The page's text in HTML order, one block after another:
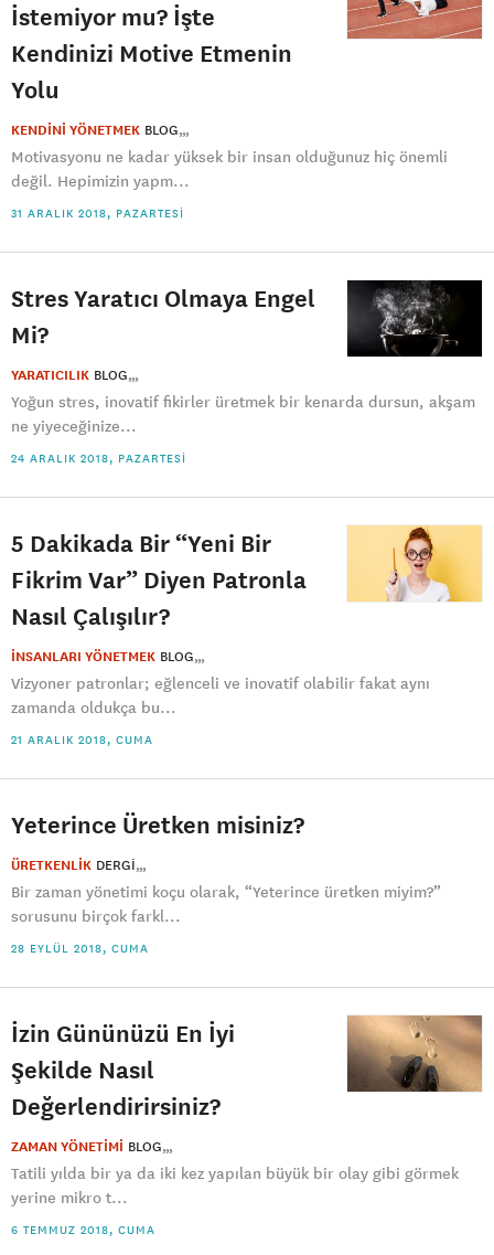
İstemiyor mu? İşte
Kendinizi Motive Etmenin
Yolu
KENDİNİ YÖNETMEK BLOG
Motivasyonu ne kadar yüksek bir insan olduğunuz hiç önemli
değil. Hepimizin yapm...
31 ARALIK 2018, PAZARTESI
Stres Yaratıcı Olmaya Engel
Mi?
YARATICILIK BLOG
Yoğun stres, inovatif fikirler üretmek bir kenarda dursun, akşam
ne yiyeceğinize...
24 ARALIK 2018, PAZARTESI
5 Dakikada Bir “Yeni Bir
Fikrim Var” Diyen Patronla
Nasıl Çalışılır?
İNSANLARI YÖNETMEK BLOG
Vizyoner patronlar; eğlenceli ve inovatif olabilir fakat aynı
zamanda oldukça bu...
21 ARALIK 2018, CUMA
Yeterince Üretken misiniz?
ÜRETKENLİK DERGI
Bir zaman yönetimi koçu olarak, “Yeterince üretken miyim?”
sorusunu birçok farkl...
28 EYLÜL 2018, CUMA
İzin Gününüzü En İyi
Şekilde Nasıl
Değerlendirirsiniz?
ZAMAN YÖNETİMİ BLOG
Tatili yılda bir ya da iki kez yapılan büyük bir olay gibi görmek
yerine mikro t...
6 TEMMUZ 2018, CUMA